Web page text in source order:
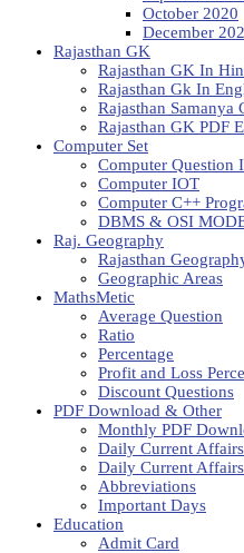
October 2020
December
Rajasthan GK
Rajasthan GK In
Rajasthan Gk In
Rajasthan Samanya
Rajasthan GK PDF
Computer Set
Computer Question
Computer IOT
Computer C++
DBMS & OSI
Raj. Geography
Rajasthan
Geographic Areas
MathsMetic
Average Question
Ratio
Percentage
Profit and Loss
Discount Questions
PDF Download & Other
Monthly PDF
Daily Current
Daily Current
Abbreviations
Important Days
Education
Admit Card